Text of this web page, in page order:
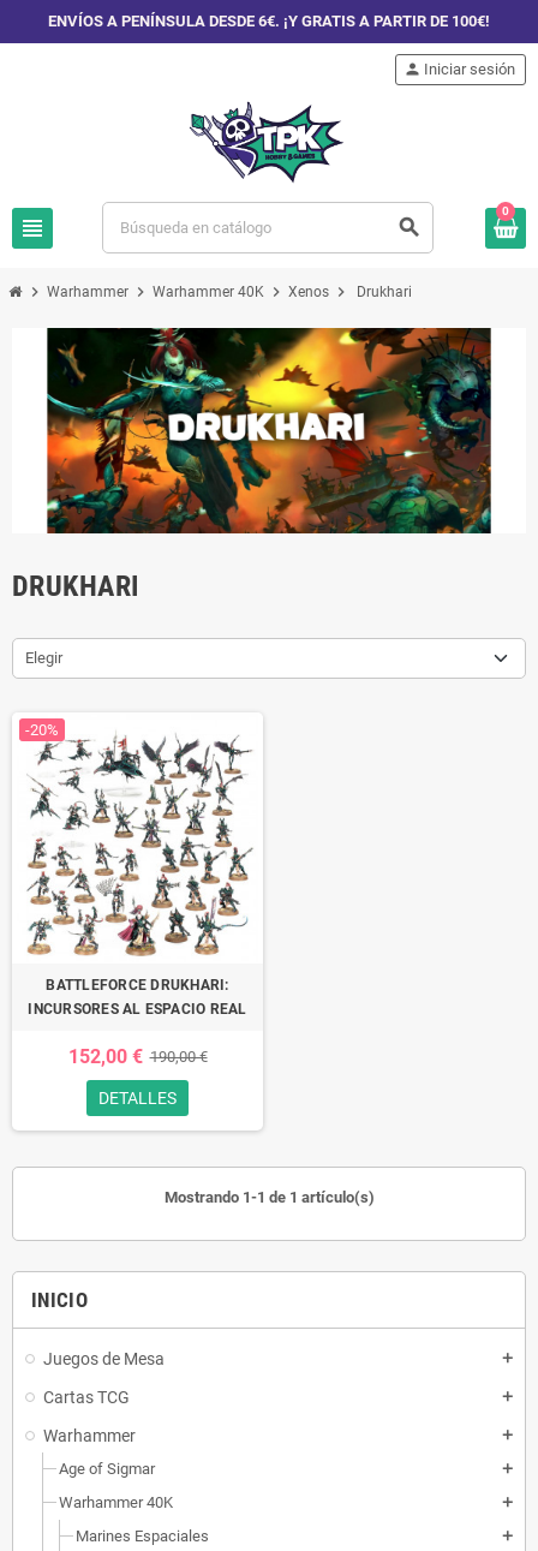
ENVÍOS A PENÍNSULA DESDE 6€. ¡Y GRATIS A PARTIR DE 100€!
view_headline search
person Iniciar sesión
0
chevron_right Warhammer chevron_right Warhammer 40K chevron_right Xenos chevron_right Drukhari
INICIO
Juegos de Mesa add
Cartas TCG add
Warhammer add
Age of Sigmar add
Warhammer 40K add
Marines Espaciales add
DRUKHARI
Elegir
-20%
BATTLEFORCE DRUKHARI:
INCURSORES AL ESPACIO REAL
152,00 € 190,00 €
DETALLES
Mostrando 1-1 de 1 artículo(s)